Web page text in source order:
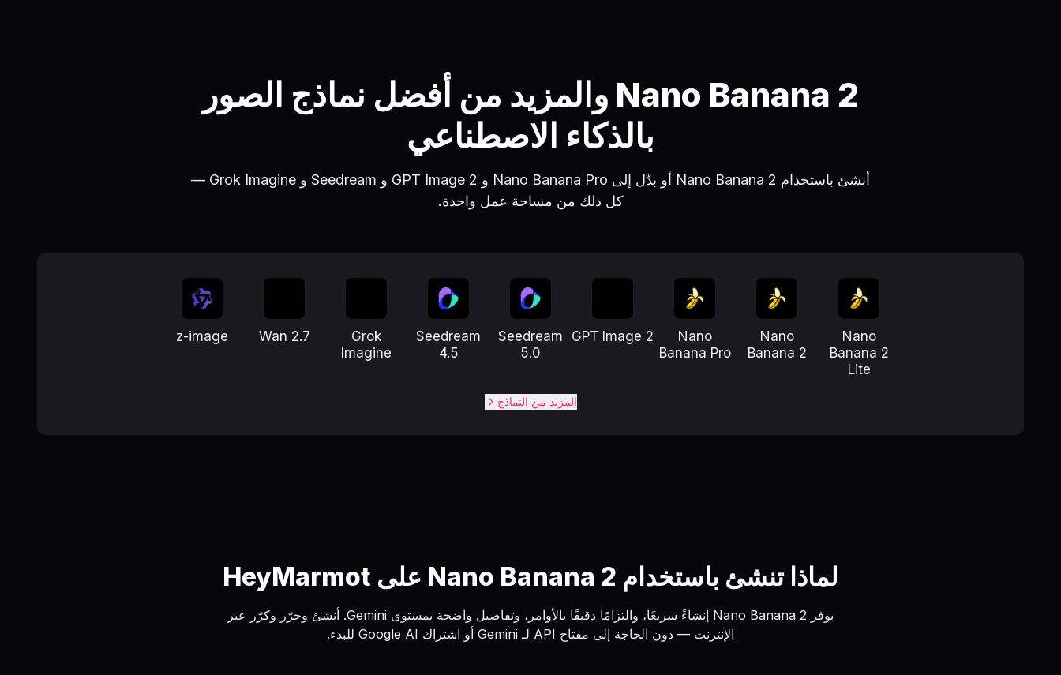
Nano Banana 2 والمزيد من أفضل نماذج الصور
بالذكاء الاصطناعي
أنشئ باستخدام Nano Banana 2 أو بدّل إلى Nano Banana Pro و GPT Image 2 و Seedream و Grok Imagine —
كل ذلك من مساحة عمل واحدة.
Nano
Banana 2
Lite
Nano
Banana 2
Nano
Banana Pro
GPT Image 2
Seedream
5.0
Seedream
4.5
Grok
Imagine
Wan 2.7
z-image
المزيد من النماذج
لماذا تنشئ باستخدام Nano Banana 2 على HeyMarmot
يوفر Nano Banana 2 إنشاءً سريعًا، والتزامًا دقيقًا بالأوامر، وتفاصيل واضحة بمستوى Gemini. أنشئ وحرّر وكرّر عبر
الإنترنت — دون الحاجة إلى مفتاح API لـ Gemini أو اشتراك Google AI للبدء.